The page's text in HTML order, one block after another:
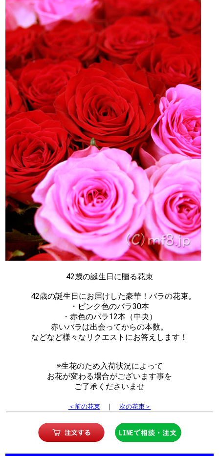
42歳の誕生日に贈る花束
42歳の誕生日にお届けした豪華！バラの花束。
・ピンク色のバラ30本
・赤色のバラ12本（中央）
赤いバラは出会ってからの本数。
などなど様々なリクエストにお答えします！
※生花のため入荷状況によって
お花が変わる場合がございます事を
ご了承くださいませ
＜前の花束｜ 次の花束＞